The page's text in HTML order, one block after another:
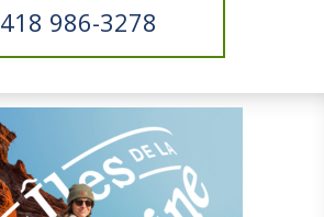
418 986-3278